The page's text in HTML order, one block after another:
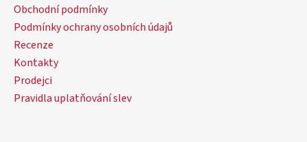
Obchodní podmínky
Podmínky ochrany osobních údajů
Recenze
Kontakty
Prodejci
Pravidla uplatňování slev